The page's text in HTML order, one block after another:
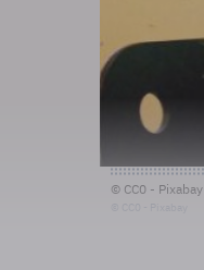
© CC0 - Pixabay